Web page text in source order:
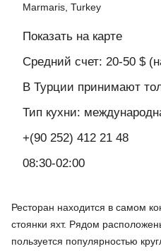
Marmaris, Turkey
Показать на карте
Средний счет: 20-50 $
В Турции принимают
Тип кухни:
+(90 252) 412 21 48
08:30-02:00
Ресторан находится в самом
стоянки яхт. Рядом
пользуется популярностью